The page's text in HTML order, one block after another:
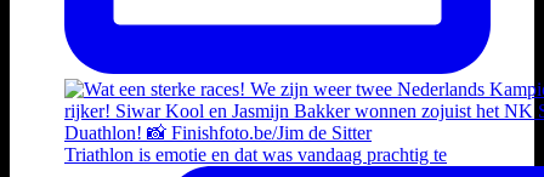
Triathlon is emotie en dat was vandaag prachtig te